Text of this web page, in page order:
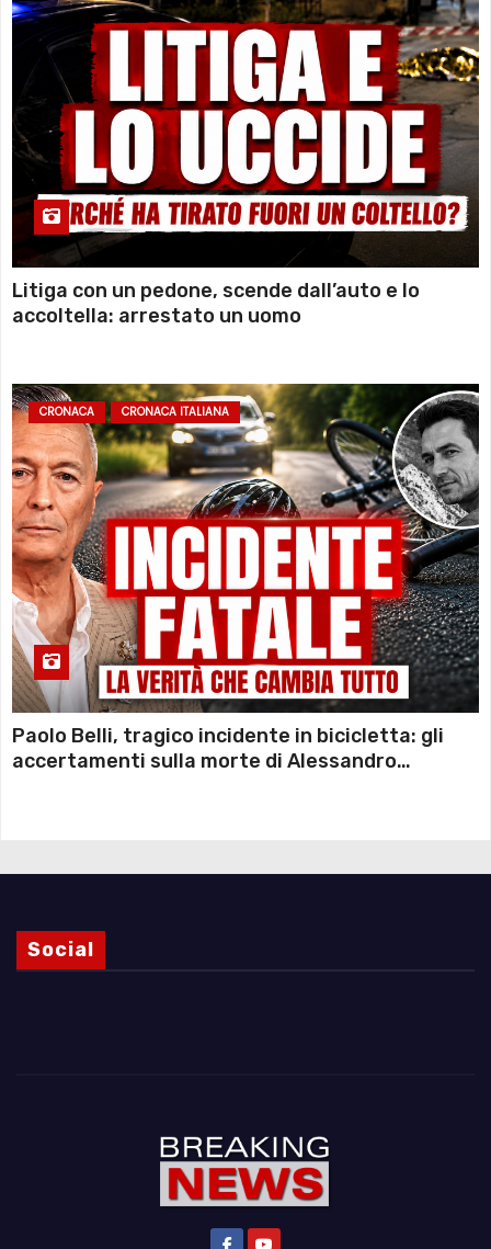
Litiga con un pedone, scende dall’auto e lo
accoltella: arrestato un uomo
CRONACA CRONACA ITALIANA
Paolo Belli, tragico incidente in bicicletta: gli
accertamenti sulla morte di Alessandro
Social